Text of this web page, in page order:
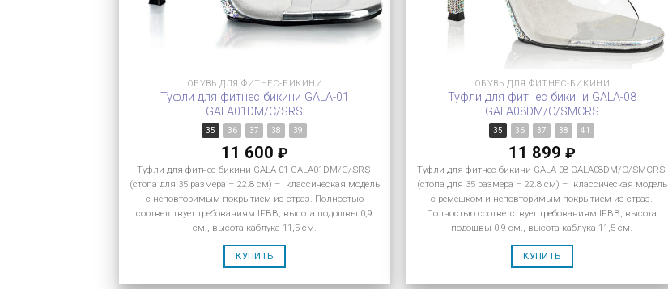
ОБУВЬ ДЛЯ ФИТНЕС-БИКИНИ
Туфли для фитнес бикини GALA-01
GALA01DM/C/SRS
35 36 37 38 39
11 600 ₽
Туфли для фитнес бикини GALA-01 GALA01DM/C/SRS
(стопа для 35 размера – 22.8 см) – классическая модель
с неповторимым покрытием из страз. Полностью
соответствует требованиям IFBB, высота подошвы 0,9
см., высота каблука 11,5 см.
КУПИТЬ
ОБУВЬ ДЛЯ ФИТНЕС-БИКИНИ
Туфли для фитнес бикини GALA-08
GALA08DM/C/SMCRS
35 36 37 38 41
11 899 ₽
Туфли для фитнес бикини GALA-08 GALA08DM/C/SMCRS
(стопа для 35 размера – 22.8 см) – классическая модель
с ремешком и неповторимым покрытием из страз.
Полностью соответствует требованиям IFBB, высота
подошвы 0,9 см., высота каблука 11,5 см.
КУПИТЬ